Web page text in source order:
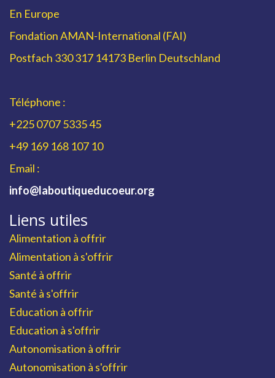
En Europe
Fondation AMAN-International (FAI)
Postfach 330 317 14173 Berlin Deutschland
Téléphone :
+225 0707 5335 45
+49 169 168 107 10
Email :
info@laboutiqueducoeur.org
Liens utiles
Alimentation à offrir
Alimentation à s'offrir
Santé à offrir
Santé à s'offrir
Education à offrir
Education à s'offrir
Autonomisation à offrir
Autonomisation à s'offrir